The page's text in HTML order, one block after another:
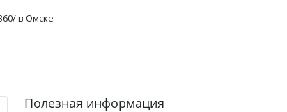
в Омске
Полезная информация